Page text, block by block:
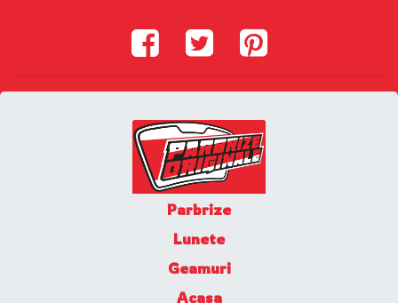
Parbrize
Lunete
Geamuri